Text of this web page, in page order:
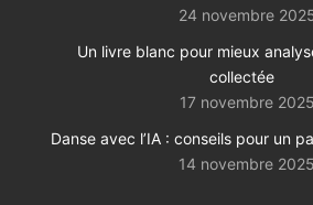
24 novembre
Un livre blanc pour mieux
collectée
17 novembre 2025
Danse avec l’IA : conseils pour un
14 novembre 2025